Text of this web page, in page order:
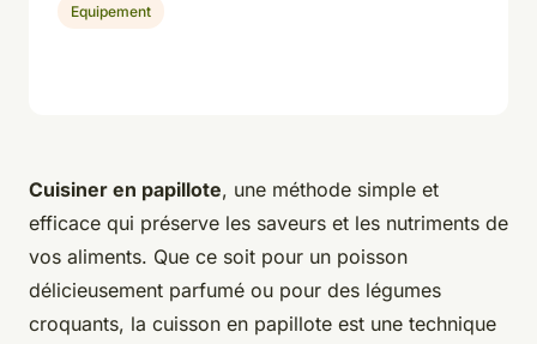
Cuisiner en papillote, une méthode simple et
efficace qui préserve les saveurs et les nutriments de
vos aliments. Que ce soit pour un poisson
délicieusement parfumé ou pour des légumes
croquants, la cuisson en papillote est une technique
Equipement